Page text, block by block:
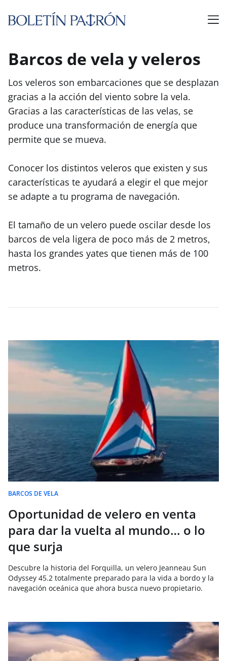
Barcos de vela y veleros
Los veleros son embarcaciones que se desplazan
gracias a la acción del viento sobre la vela.
Gracias a las características de las velas, se
produce una transformación de energía que
permite que se mueva.
Conocer los distintos veleros que existen y sus
características te ayudará a elegir el que mejor
se adapte a tu programa de navegación.
El tamaño de un velero puede oscilar desde los
barcos de vela ligera de poco más de 2 metros,
hasta los grandes yates que tienen más de 100
metros.
BARCOS DE VELA
Oportunidad de velero en venta
para dar la vuelta al mundo… o lo
que surja
Descubre la historia del Forquilla, un velero Jeanneau Sun
Odyssey 45.2 totalmente preparado para la vida a bordo y la
navegación oceánica que ahora busca nuevo propietario.